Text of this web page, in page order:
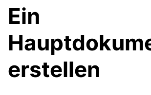
Ein
erstellen